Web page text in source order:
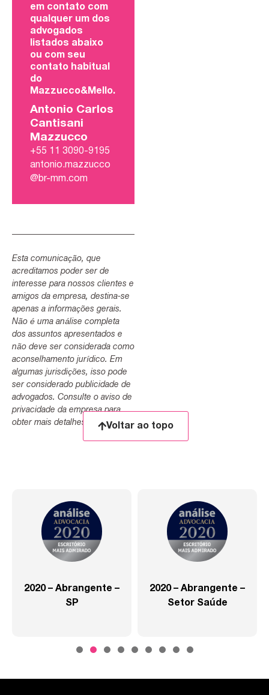
em contato com
qualquer um dos
advogados
listados abaixo
ou com seu
contato habitual
do
Mazzucco&Mello.
Antonio Carlos
Cantisani
Mazzucco
+55 11 3090-9195
antonio.mazzucco
@br-mm.com
Esta comunicação, que
acreditamos poder ser de
interesse para nossos clientes e
amigos da empresa, destina-se
apenas a informações gerais.
Não é uma análise completa
dos assuntos apresentados e
não deve ser considerada como
aconselhamento jurídico. Em
algumas jurisdições, isso pode
ser considerado publicidade de
advogados. Consulte o aviso de
privacidade da empresa para
obter mais detalhes.
Voltar ao topo
2020 – Abrangente –
SP
2020 – Abrangente –
Setor Saúde